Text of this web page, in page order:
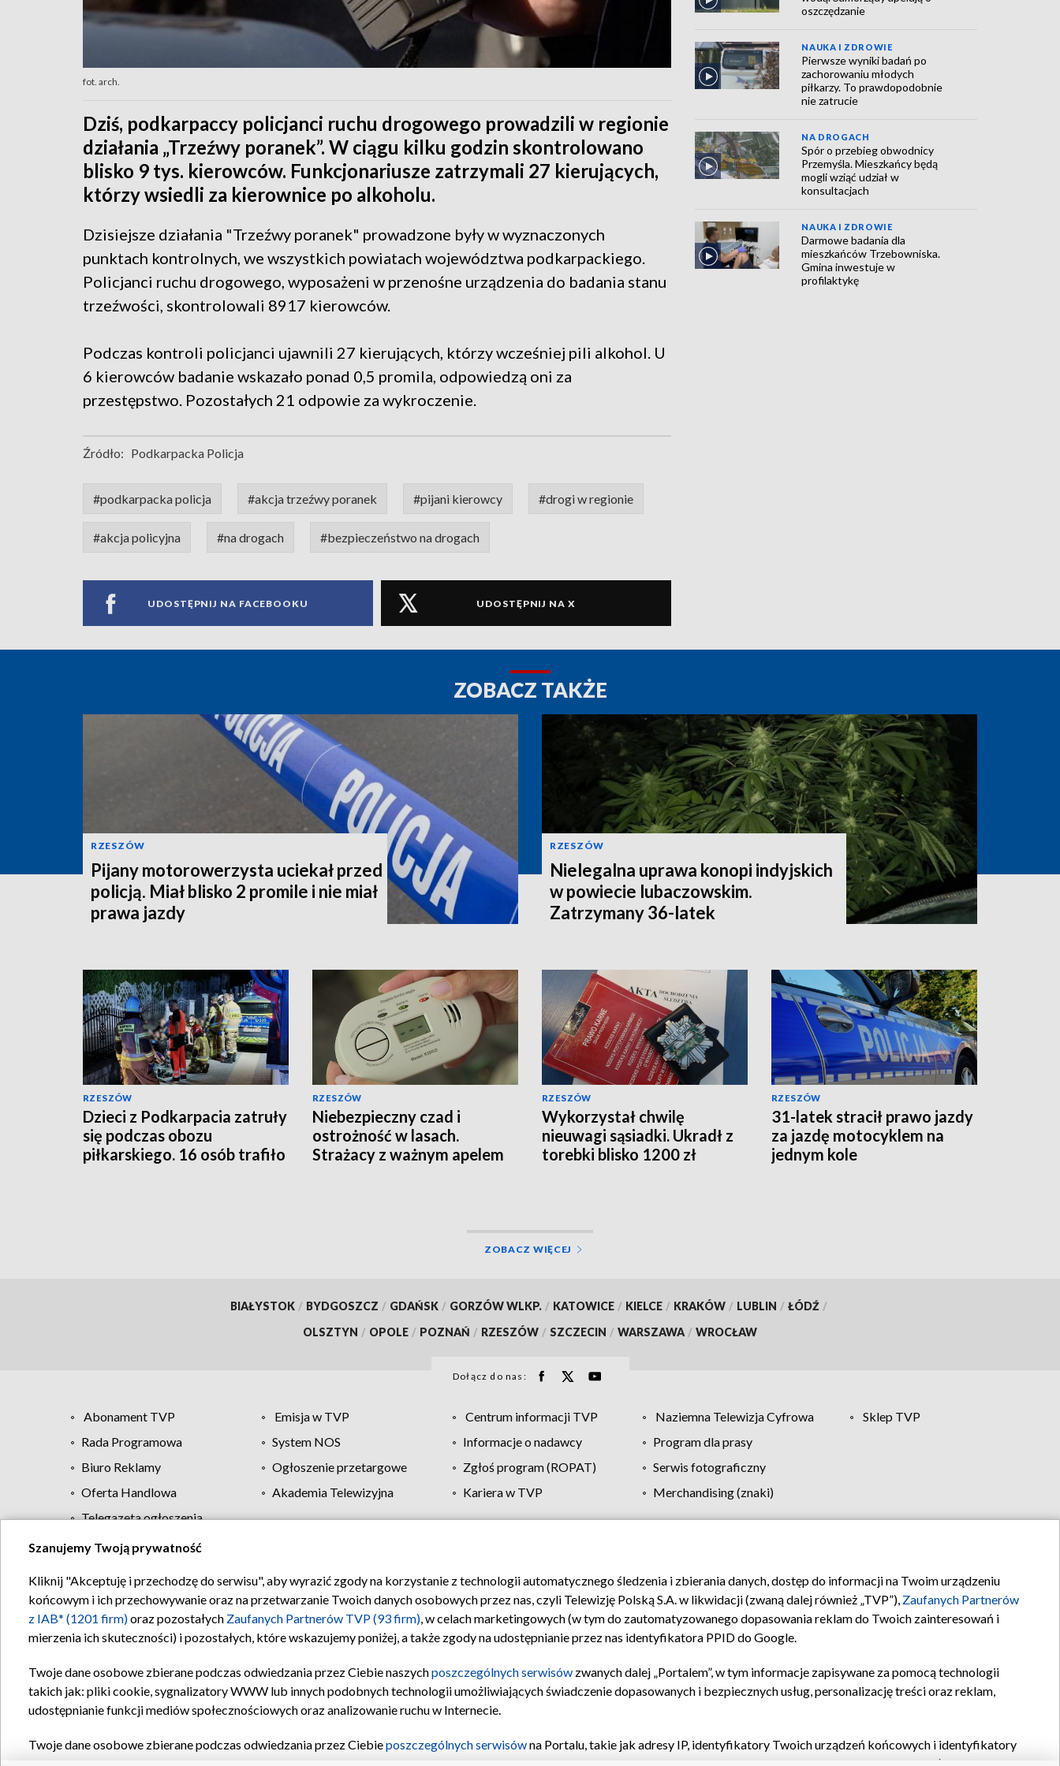
fot. arch.
Dziś, podkarpaccy policjanci ruchu drogowego prowadzili w regionie
działania „Trzeźwy poranek”. W ciągu kilku godzin skontrolowano
blisko 9 tys. kierowców. Funkcjonariusze zatrzymali 27 kierujących,
którzy wsiedli za kierownice po alkoholu.
Dzisiejsze działania "Trzeźwy poranek" prowadzone były w wyznaczonych
punktach kontrolnych, we wszystkich powiatach województwa podkarpackiego.
Policjanci ruchu drogowego, wyposażeni w przenośne urządzenia do badania stanu
trzeźwości, skontrolowali 8917 kierowców.
Podczas kontroli policjanci ujawnili 27 kierujących, którzy wcześniej pili alkohol. U
6 kierowców badanie wskazało ponad 0,5 promila, odpowiedzą oni za
przestępstwo. Pozostałych 21 odpowie za wykroczenie.
Źródło: Podkarpacka Policja
#podkarpacka policja #akcja trzeźwy poranek #pijani kierowcy #drogi w regionie
#akcja policyjna #na drogach #bezpieczeństwo na drogach
UDOSTĘPNIJ NA FACEBOOKU UDOSTĘPNIJ NA X
oszczędzanie
NAUKA I ZDROWIE
Pierwsze wyniki badań po
zachorowaniu młodych
piłkarzy. To prawdopodobnie
nie zatrucie
NA DROGACH
Spór o przebieg obwodnicy
Przemyśla. Mieszkańcy będą
mogli wziąć udział w
konsultacjach
NAUKA I ZDROWIE
Darmowe badania dla
mieszkańców Trzebowniska.
Gmina inwestuje w
profilaktykę
ZOBACZ TAKŻE
RZESZÓW
Pijany motorowerzysta uciekał przed
policją. Miał blisko 2 promile i nie miał
prawa jazdy
RZESZÓW
Nielegalna uprawa konopi indyjskich
w powiecie lubaczowskim.
Zatrzymany 36-latek
RZESZÓW
Dzieci z Podkarpacia zatruły
się podczas obozu
piłkarskiego. 16 osób trafiło
RZESZÓW
Niebezpieczny czad i
ostrożność w lasach.
Strażacy z ważnym apelem
RZESZÓW
Wykorzystał chwilę
nieuwagi sąsiadki. Ukradł z
torebki blisko 1200 zł
RZESZÓW
31-latek stracił prawo jazdy
za jazdę motocyklem na
jednym kole
ZOBACZ WIĘCEJ
BIAŁYSTOK / BYDGOSZCZ / GDAŃSK / GORZÓW WLKP. / KATOWICE / KIELCE / KRAKÓW / LUBLIN / ŁÓDŹ /
OLSZTYN / OPOLE / POZNAŃ / RZESZÓW / SZCZECIN / WARSZAWA / WROCŁAW
Dołącz do nas:
Abonament TVP Emisja w TVP Centrum informacji TVP Naziemna Telewizja Cyfrowa
Sklep TVP
Rada Programowa
System NOS Informacje o nadawcy
Program dla prasy
Biuro Reklamy
Ogłoszenie przetargowe Zgłoś program (ROPAT)
Serwis fotograficzny
Oferta Handlowa
Akademia Telewizyjna Kariera w TVP
Merchandising (znaki)
Telegazeta ogłoszenia
Regulamin TVP Polityka prywatności Moje zgody Pomoc Biuro reklamy Kontakt
Szanujemy Twoją prywatność
Kliknij "Akceptuję i przechodzę do serwisu", aby wyrazić zgody na korzystanie z technologii automatycznego śledzenia i zbierania danych, dostęp do informacji na Twoim urządzeniu
końcowym i ich przechowywanie oraz na przetwarzanie Twoich danych osobowych przez nas, czyli Telewizję Polską S.A. w likwidacji (zwaną dalej również „TVP”), Zaufanych Partnerów
z IAB* (1201 firm)oraz pozostałych Zaufanych Partnerów TVP (93 firm), w celach marketingowych (w tym do zautomatyzowanego dopasowania reklam do Twoich zainteresowań i
mierzenia ich skuteczności) i pozostałych, które wskazujemy poniżej, a także zgody na udostępnianie przez nas identyfikatora PPID do Google.
Twoje dane osobowe zbierane podczas odwiedzania przez Ciebie naszychposzczególnych serwisów zwanych dalej „Portalem”, w tym informacje zapisywane za pomocą technologii
takich jak: pliki cookie, sygnalizatory WWW lub innych podobnych technologii umożliwiających świadczenie dopasowanych i bezpiecznych usług, personalizację treści oraz reklam,
udostępnianie funkcji mediów społecznościowych oraz analizowanie ruchu w Internecie.
Twoje dane osobowe zbierane podczas odwiedzania przez Ciebieposzczególnych serwisówna Portalu, takie jak adresy IP, identyfikatory Twoich urządzeń końcowych i identyfikatory